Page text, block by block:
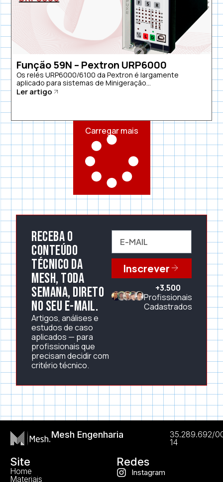
Função 59N – Pextron URP6000
Os relés URP6000/6100 da Pextron é largamente
aplicado para sistemas de Minigeração...
Ler artigo
Carregar mais
Receba o
conteúdo
técnico da
Mesh, toda
semana, direto
no seu e-mail.
Artigos, análises e
estudos de caso
aplicados — para
profissionais que
precisam decidir com
critério técnico.
Inscrever
+3.500
Profissionais
Cadastrados
Mesh Engenharia
35.289.692/
14
Site
Home
Materiais
Redes
Instagram